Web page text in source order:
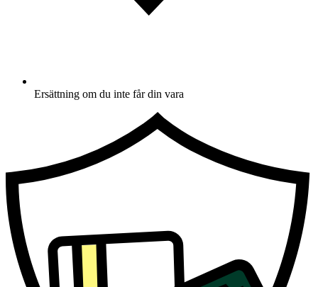
Ersättning om du inte får din vara